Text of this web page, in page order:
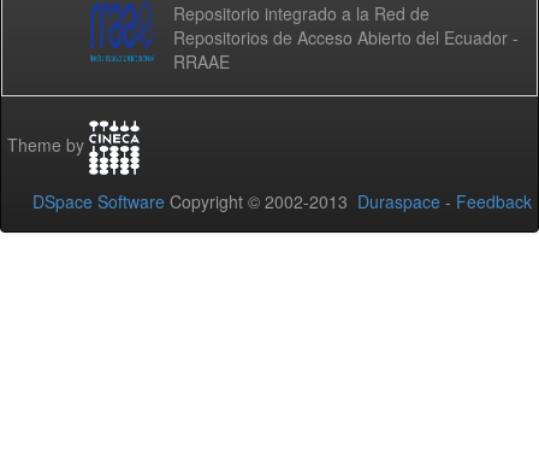
Repositorio integrado a la Red de
Repositorios de Acceso Abierto del Ecuador -
RRAAE
Theme by
DSpace Software Copyright © 2002-2013 Duraspace - Feedback